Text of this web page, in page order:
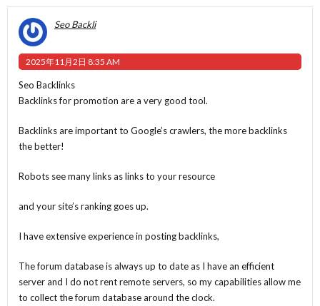
Seo Backli
2025年11月2日 8:35 AM
Seo Backlinks
Backlinks for promotion are a very good tool.
Backlinks are important to Google’s crawlers, the more backlinks
the better!
Robots see many links as links to your resource
and your site’s ranking goes up.
I have extensive experience in posting backlinks,
The forum database is always up to date as I have an efficient
server and I do not rent remote servers, so my capabilities allow me
to collect the forum database around the clock.